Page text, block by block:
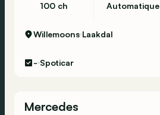
100 ch Automatique
Willemoons Laakdal
- Spoticar
Mercedes